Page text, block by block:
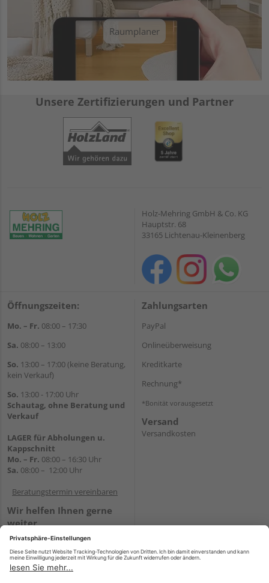
Raumplaner
Unsere Zertifizierungen und Partner
Holz-Mehring GmbH & Co. KG
Hauptstr. 68
33165 Lichtenau-Kleinenberg
Öffnungszeiten:
Mo. – Fr. 08:00 – 17:30
Sa. 08:00 – 13:00
So. 13:00 – 17:00 (keine Beratung,
kein Verkauf)
So. 13:00 - 17:00 Uhr
Schautag, ohne Beratung und
Verkauf
LAGER für Abholungen u.
Kappschnitt
Mo. – Fr. 08:00 – 16:30 Uhr
Sa. 08:00 – 12:00 Uhr
Beratungstermin vereinbaren
Wir helfen Ihnen gerne
weiter
Tel.:+49 5647 94660
WhatsApp
Zahlungsarten
PayPal
Onlineüberweisung
Kreditkarte
Rechnung*
*Bonität vorausgesetzt
Versand
Versandkosten